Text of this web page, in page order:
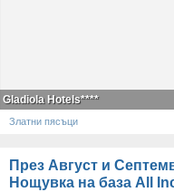
Gladiola Hotels****
Златни пясъци
През Август и
Нощувка на база All